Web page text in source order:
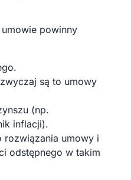
powinny
są to umowy
(np.
inflacji).
rozwiązania umowy i
odstępnego w takim